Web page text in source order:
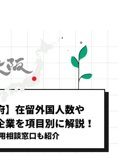
労や留学の幅が広いのが特徴です。